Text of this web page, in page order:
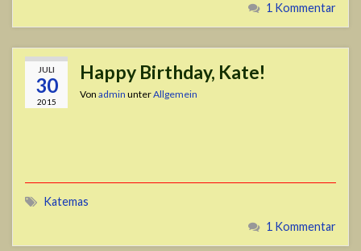
1 Kommentar
JULI
30
2015
Happy Birthday, Kate!
Von admin unterAllgemein
Katemas
1 Kommentar